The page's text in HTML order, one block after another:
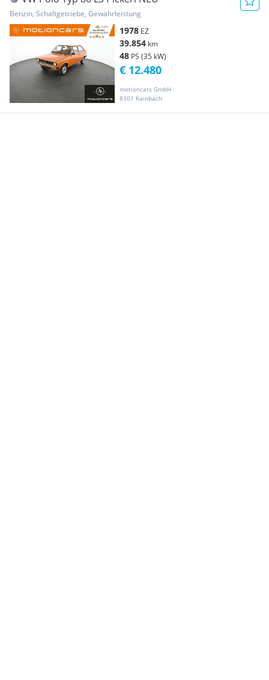
Benzin, Schaltgetriebe, Gewährleistung
1978 EZ
39.854 km
48 PS (35 kW)
motioncars GmbH
8301 Kainbach
€ 12.480